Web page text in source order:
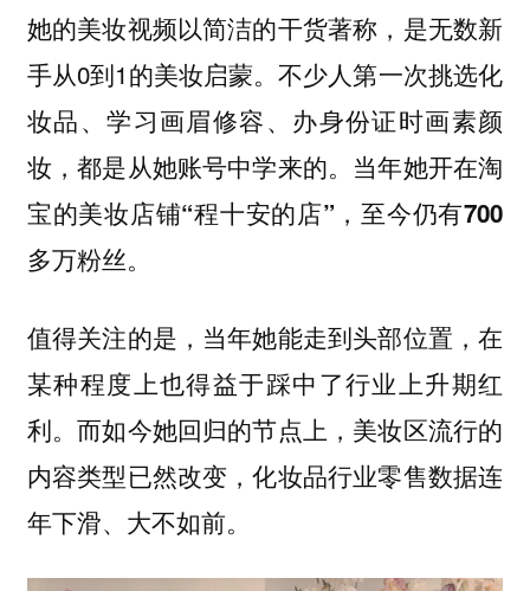
她的美妆视频以简洁的干货著称，是无数新
手从0到1的美妆启蒙。不少人第一次挑选化
妆品、学习画眉修容、办身份证时画素颜
妆，都是从她账号中学来的。 当年她开在淘
宝的美妆店铺“程十安的店”，至今仍有700
多万粉丝。
值得关注的是，当年她能走到头部位置，在
某种程度上也得益于踩中了行业上升期红
利。而如今她回归的节点上，美妆区流行的
内容类型已然改变，化妆品行业零售数据连
年下滑、大不如前。